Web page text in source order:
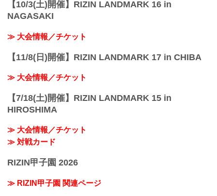
【10/3(土)開催】RIZIN LANDMARK 16 in
NAGASAKI
≫ 大会情報／チケット
【11/8(日)開催】RIZIN LANDMARK 17 in CHIBA
≫ 大会情報／チケット
【7/18(土)開催】RIZIN LANDMARK 15 in
HIROSHIMA
≫ 大会情報／チケット
≫ 対戦カード
RIZIN甲子園 2026
≫ RIZIN甲子園 関連ページ